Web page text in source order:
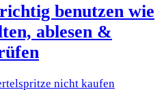
benutzen wie
ablesen &